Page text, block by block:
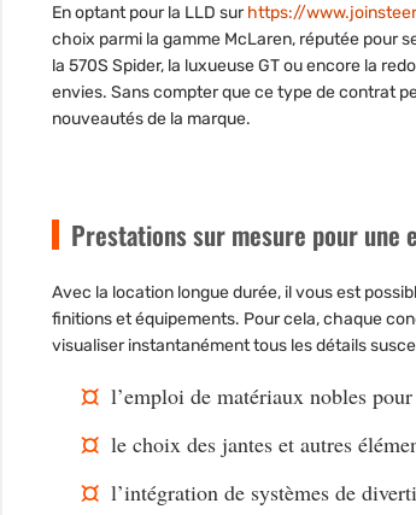
En optant pour la LLD surhttps://
choix parmi la gamme McLaren, réputée pour
la 570S Spider, la luxueuse GT ou encore la
envies. Sans compter que ce type de contrat
nouveautés de la marque.
Prestations sur mesure pour une
Avec la location longue durée, il vous est
finitions et équipements. Pour cela, chaque
visualiser instantanément tous les détails
l’emploi de matériaux nobles
le choix des jantes et autres
l’intégration de systèmes de